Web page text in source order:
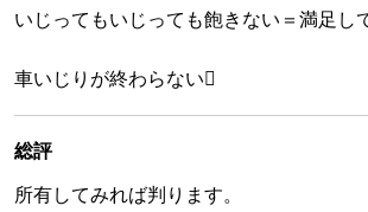
いじってもいじっても飽きない＝満足し
車いじりが終わらない
総評
所有してみれば判ります。